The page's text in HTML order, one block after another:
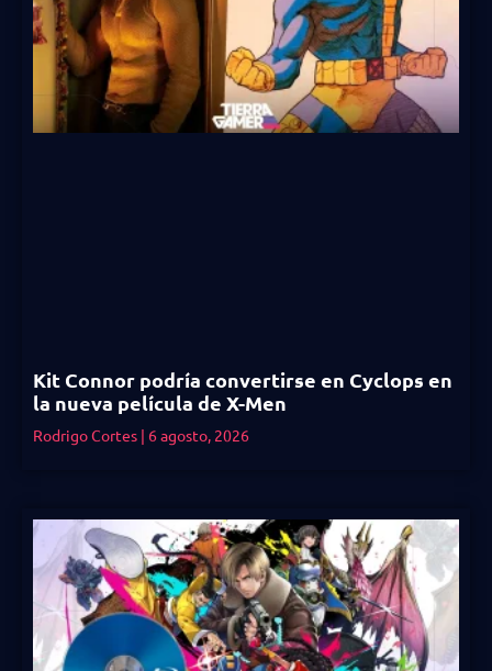
Kit Connor podría convertirse en Cyclops en
la nueva película de X-Men
Rodrigo Cortes 6 agosto, 2026